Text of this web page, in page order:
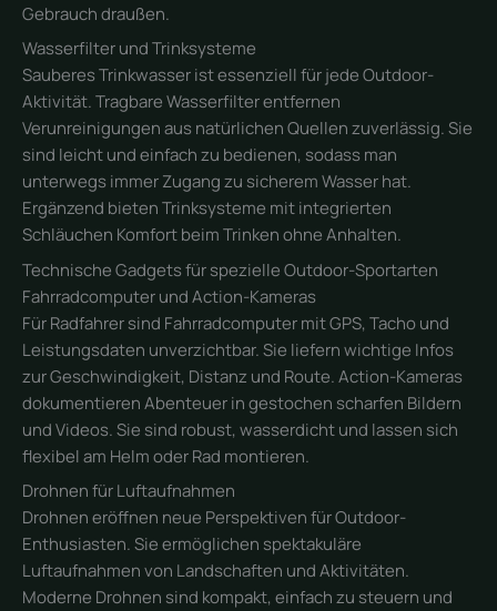
Gebrauch draußen.
Wasserfilter und Trinksysteme
Sauberes Trinkwasser ist essenziell für jede Outdoor-
Aktivität. Tragbare Wasserfilter entfernen
Verunreinigungen aus natürlichen Quellen zuverlässig. Sie
sind leicht und einfach zu bedienen, sodass man
unterwegs immer Zugang zu sicherem Wasser hat.
Ergänzend bieten Trinksysteme mit integrierten
Schläuchen Komfort beim Trinken ohne Anhalten.
Technische Gadgets für spezielle Outdoor-Sportarten
Fahrradcomputer und Action-Kameras
Für Radfahrer sind Fahrradcomputer mit GPS, Tacho und
Leistungsdaten unverzichtbar. Sie liefern wichtige Infos
zur Geschwindigkeit, Distanz und Route. Action-Kameras
dokumentieren Abenteuer in gestochen scharfen Bildern
und Videos. Sie sind robust, wasserdicht und lassen sich
flexibel am Helm oder Rad montieren.
Drohnen für Luftaufnahmen
Drohnen eröffnen neue Perspektiven für Outdoor-
Enthusiasten. Sie ermöglichen spektakuläre
Luftaufnahmen von Landschaften und Aktivitäten.
Moderne Drohnen sind kompakt, einfach zu steuern und